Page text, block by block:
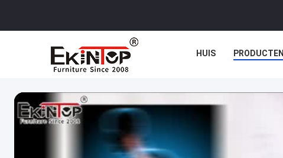
HUIS PRODUCTEN